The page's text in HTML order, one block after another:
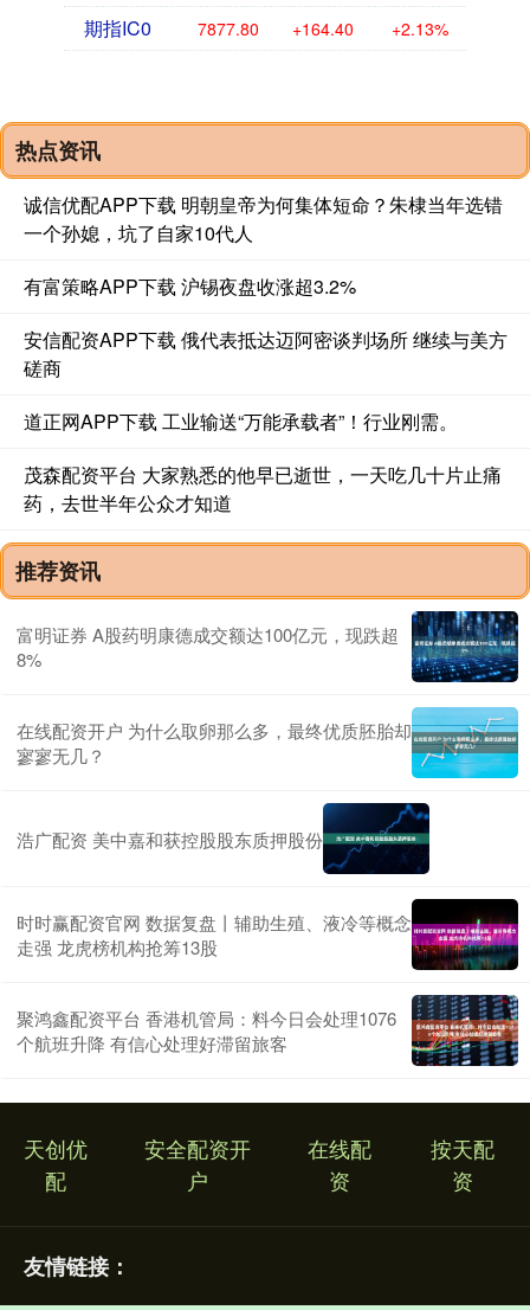
期指IC0 7877.80 +164.40 +2.13%
热点资讯
诚信优配APP下载 明朝皇帝为何集体短命？朱棣当年选错
一个孙媳，坑了自家10代人
有富策略APP下载 沪锡夜盘收涨超3.2%
安信配资APP下载 俄代表抵达迈阿密谈判场所 继续与美方
磋商
道正网APP下载 工业输送“万能承载者”！行业刚需。
茂森配资平台 大家熟悉的他早已逝世，一天吃几十片止痛
药，去世半年公众才知道
推荐资讯
富明证券 A股药明康德成交额达100亿元，现跌超
8%
在线配资开户 为什么取卵那么多，最终优质胚胎却
寥寥无几？
浩广配资 美中嘉和获控股股东质押股份
时时赢配资官网 数据复盘丨辅助生殖、液冷等概念
走强 龙虎榜机构抢筹13股
聚鸿鑫配资平台 香港机管局：料今日会处理1076
个航班升降 有信心处理好滞留旅客
天创优
配
安全配资开
户
在线配
资
按天配
资
友情链接：